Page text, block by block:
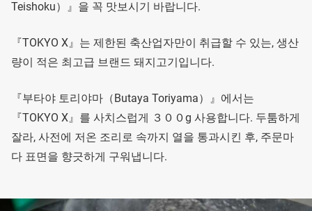
Teishoku）』을 꼭 맛보시기 바랍니다.
『TOKYO X』는 제한된 축산업자만이 취급할 수 있는, 생산
량이 적은 최고급 브랜드 돼지고기입니다.
『부타야 토리야마（Butaya Toriyama）』에서는
『TOKYO X』를 사치스럽게 ３００g 사용합니다. 두툼하게
잘라, 사전에 저온 조리로 속까지 열을 통과시킨 후, 주문마
다 표면을 향긋하게 구워냅니다.